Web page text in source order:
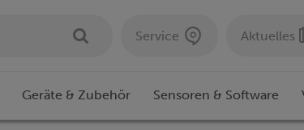
Service Aktuelles
Geräte & Zubehör Sensoren & Software